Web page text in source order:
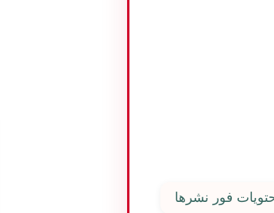
فور نشرها